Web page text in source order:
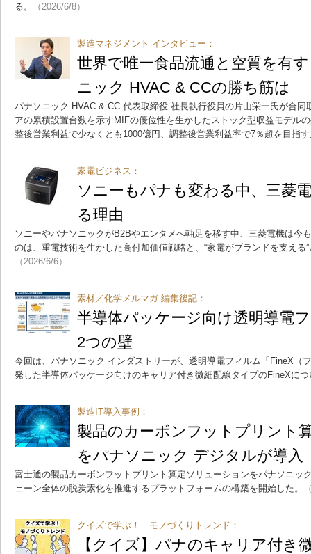
る。
（2026/6/8）
製造マネジメント インタビュー：
世界で唯一食品流通と空質を有
ニック HVAC & CCの勝ち筋は
パナソニック HVAC & CC 代表取締役 社長執行役員の片山栄一氏が合
アの累積設置台数を示すMIFの優位性を生かしたストック型収益モデル
整後営業利益で少なくとも1000億円、調整後営業利益率で7％超を目指
家電ビジネス：
ソニーもパナも変わる中、三菱
る理由
ソニーやパナソニックがB2Bやエンタメへ軸足を移す中、三菱電機は今
のは、重電技術を生かした高付加価値戦略と、“家電がブランドを支える
（2026/6/6）
素材／化学メルマガ 編集後記：
半導体パッケージ向け透明導電
2つの壁
今回は、パナソニック インダストリーが、透明導電フィルム「FineX（
発した半導体パッケージ向けのキャリア付き微細配線タイプのFineXに
製造IT導入事例：
製品のカーボンフットプリント
をパナソニック デジタルが導入
富士通の製品カーボンフットプリント算定ソリューションをパナソニッ
ェーン全体の脱炭素化を推進するプラットフォームの構築を開始した。
クイズで学ぶ！ モノづくりトレンド：
【クイズ】パナのキャリア付き